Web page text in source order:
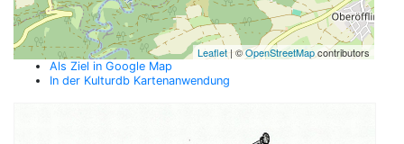
Leaflet| ©OpenStreetMapcontributors
Als Ziel in Google Map
In der Kulturdb Kartenanwendung